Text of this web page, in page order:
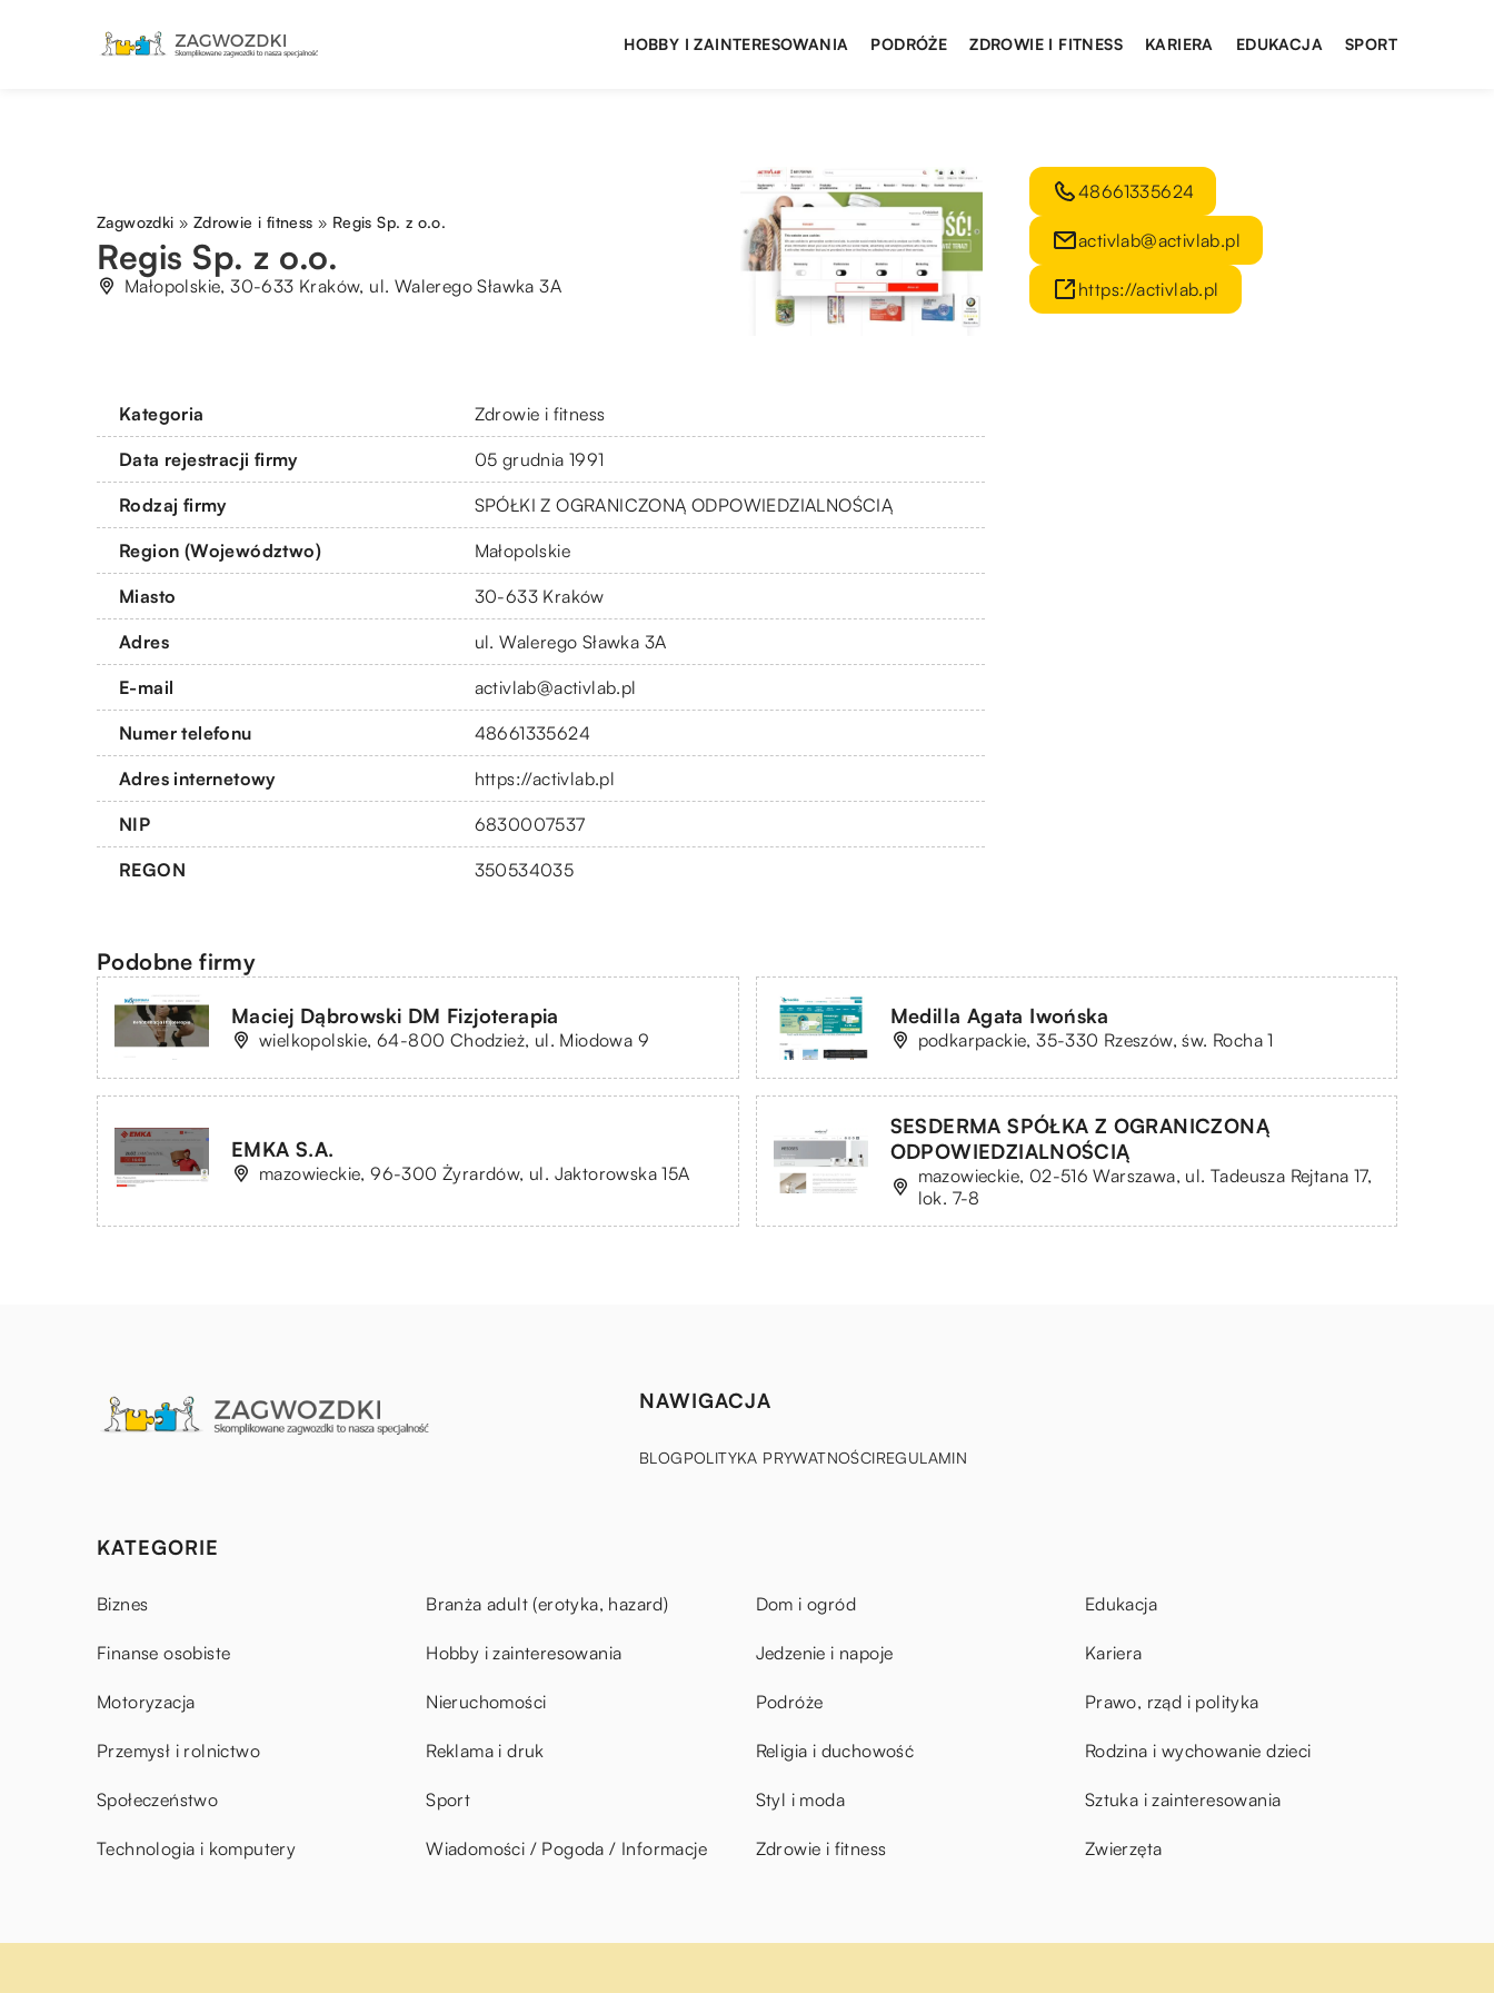
HOBBY I ZAINTERESOWANIA PODRÓŻE ZDROWIE I FITNESS KARIERA EDUKACJA SPORT
Zagwozdki » Zdrowie i fitness » Regis Sp. z o.o.
Regis Sp. z o.o.
Małopolskie, 30-633 Kraków, ul. Walerego Sławka 3A
Kategoria Zdrowie i fitness
Data rejestracji firmy 05 grudnia 1991
Rodzaj firmy SPÓŁKI Z OGRANICZONĄ ODPOWIEDZIALNOŚCIĄ
Region (Województwo) Małopolskie
Miasto 30-633 Kraków
Adres ul. Walerego Sławka 3A
E-mail activlab@activlab.pl
Numer telefonu 48661335624
Adres internetowy https://activlab.pl
NIP 6830007537
REGON 350534035
48661335624
activlab@activlab.pl
https://activlab.pl
Podobne firmy
Maciej Dąbrowski DM Fizjoterapia
wielkopolskie, 64-800 Chodzież, ul. Miodowa 9
Medilla Agata Iwońska
podkarpackie, 35-330 Rzeszów, św. Rocha 1
EMKA S.A.
mazowieckie, 96-300 Żyrardów, ul. Jaktorowska 15A
SESDERMA SPÓŁKA Z OGRANICZONĄ
ODPOWIEDZIALNOŚCIĄ
mazowieckie, 02-516 Warszawa, ul. Tadeusza Rejtana 17,
lok. 7-8
NAWIGACJA
BLOGPOLITYKA PRYWATNOŚCIREGULAMIN
KATEGORIE
Biznes Branża adult (erotyka, hazard) Dom i ogród Edukacja
Finanse osobiste Hobby i zainteresowania Jedzenie i napoje Kariera
Motoryzacja Nieruchomości Podróże Prawo, rząd i polityka
Przemysł i rolnictwo Reklama i druk Religia i duchowość Rodzina i wychowanie dzieci
Społeczeństwo Sport Styl i moda Sztuka i zainteresowania
Technologia i komputery Wiadomości / Pogoda / Informacje Zdrowie i fitness Zwierzęta